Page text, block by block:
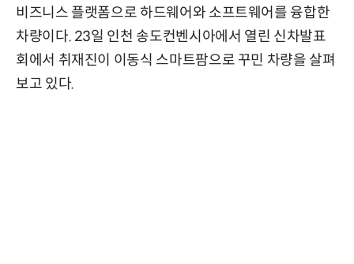
비즈니스 플랫폼으로 하드웨어와 소프트웨어를 융합한
차량이다. 23일 인천 송도컨벤시아에서 열린 신차발표
회에서 취재진이 이동식 스마트팜으로 꾸민 차량을 살펴
보고 있다.